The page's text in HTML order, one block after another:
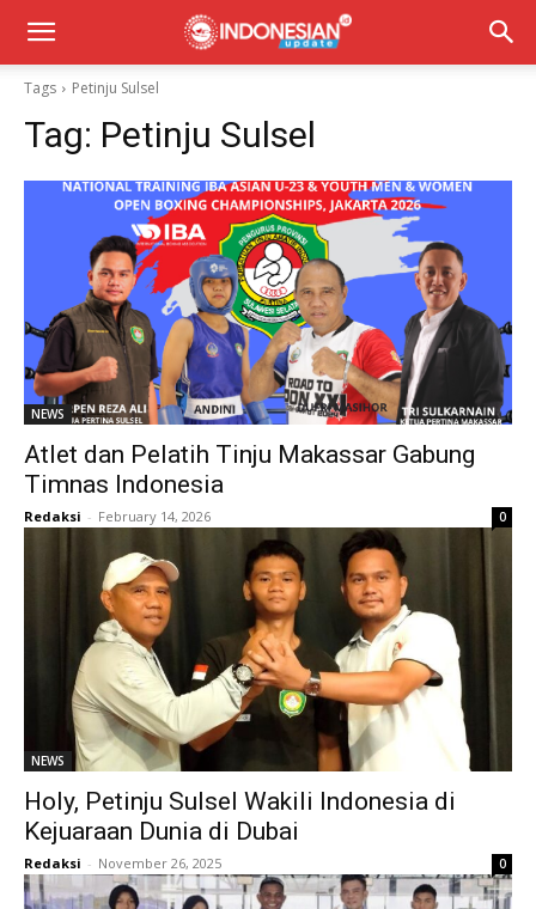
Tags Petinju Sulsel
Tag: Petinju Sulsel
NEWS
Atlet dan Pelatih Tinju Makassar Gabung
Timnas Indonesia
Redaksi - February 14, 2026 0
NEWS
Holy, Petinju Sulsel Wakili Indonesia di
Kejuaraan Dunia di Dubai
Redaksi - November 26, 2025 0